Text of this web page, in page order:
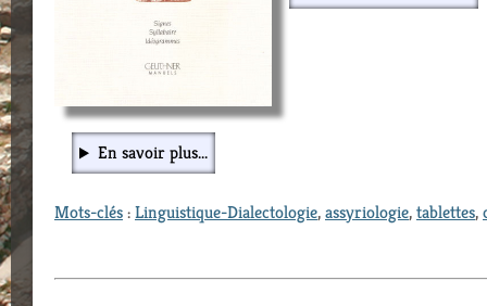
En savoir plus...
Mots-clés:Linguistique-Dialectologie,assyriologie,tablettes,